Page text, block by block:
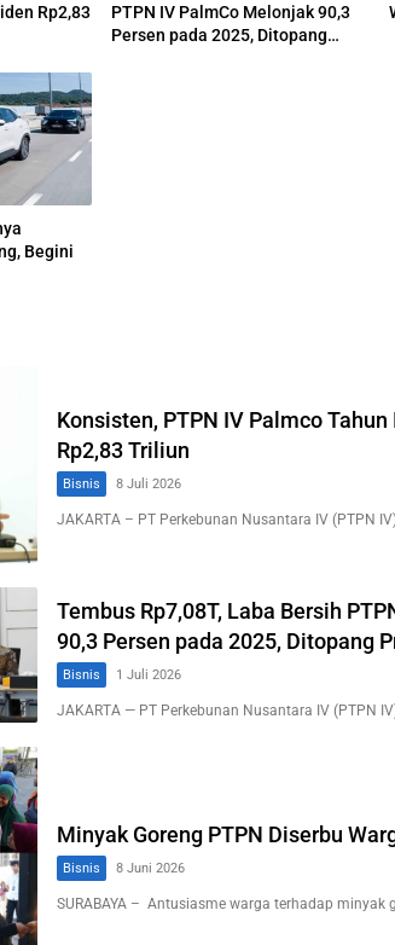
Rp2,83
PTPN IV PalmCo Melonjak 90,3
Persen pada 2025, Ditopang
Begini
Konsisten, PTPN IV Palmco
Rp2,83 Triliun
Bisnis 8 Juli 2026
JAKARTA – PT Perkebunan Nusantara IV (PTPN
Tembus Rp7,08T, Laba Bersih
90,3 Persen pada 2025, Ditopang
Bisnis 1 Juli 2026
JAKARTA — PT Perkebunan Nusantara IV (PTPN
Minyak Goreng PTPN Diserbu
Bisnis 8 Juni 2026
SURABAYA – Antusiasme warga terhadap minyak